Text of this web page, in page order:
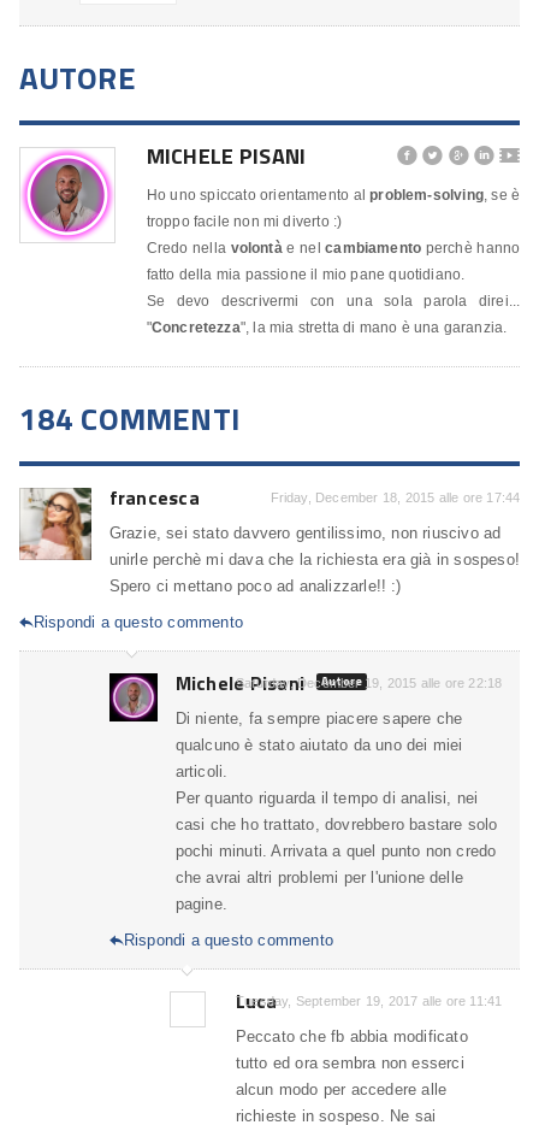
AUTORE
MICHELE PISANI     🎬
Ho uno spiccato orientamento alproblem-solving, se è
troppo facile non mi diverto :)
Credo nella volontàe nelcambiamento perchè hanno
fatto della mia passione il mio pane quotidiano.
Se devo descrivermi con una sola parola direi...
"Concretezza", la mia stretta di mano è una garanzia.
184 COMMENTI
francesca Friday, December 18, 2015 alle ore 17:44
Grazie, sei stato davvero gentilissimo, non riuscivo ad
unirle perchè mi dava che la richiesta era già in sospeso!
Spero ci mettano poco ad analizzarle!! :)
Rispondi a questo commento
Michele Pisani Autore
Saturday, December 19, 2015 alle ore 22:18
Di niente, fa sempre piacere sapere che
qualcuno è stato aiutato da uno dei miei
articoli.
Per quanto riguarda il tempo di analisi, nei
casi che ho trattato, dovrebbero bastare solo
pochi minuti. Arrivata a quel punto non credo
che avrai altri problemi per l'unione delle
pagine.
Rispondi a questo commento
Luca
Tuesday, September 19, 2017 alle ore 11:41
Peccato che fb abbia modificato
tutto ed ora sembra non esserci
alcun modo per accedere alle
richieste in sospeso. Ne sai